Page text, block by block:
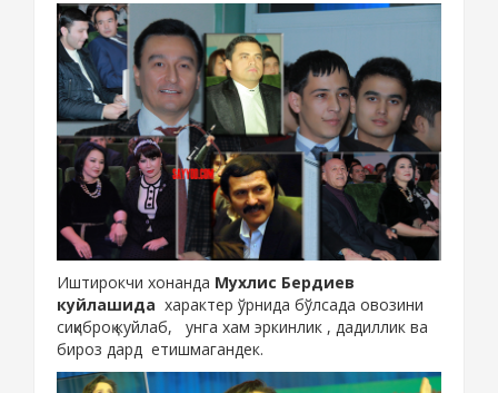
Иштирокчи хонанда Мухлис Бердиев
куйлашида характер ўрнида бўлсада овозини
сиқиброқ куйлаб, унга хам эркинлик , дадиллик ва
бироз дард етишмагандек.